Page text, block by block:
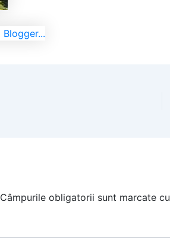
Câmpurile obligatorii sunt marcate cu